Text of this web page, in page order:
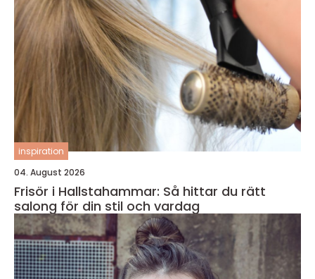
inspiration
04. August 2026
Frisör i Hallstahammar: Så hittar du rätt
salong för din stil och vardag